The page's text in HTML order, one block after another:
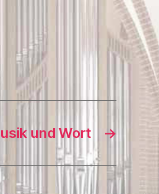
→
und Wort